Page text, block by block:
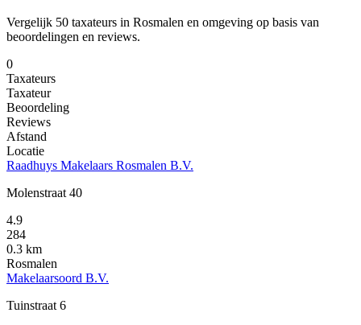
Vergelijk 50 taxateurs in Rosmalen en omgeving op basis van
beoordelingen en reviews.
0
Taxateurs
Taxateur
Beoordeling
Reviews
Afstand
Locatie
Raadhuys Makelaars Rosmalen B.V.
Molenstraat 40
4.9
284
0.3 km
Rosmalen
Makelaarsoord B.V.
Tuinstraat 6